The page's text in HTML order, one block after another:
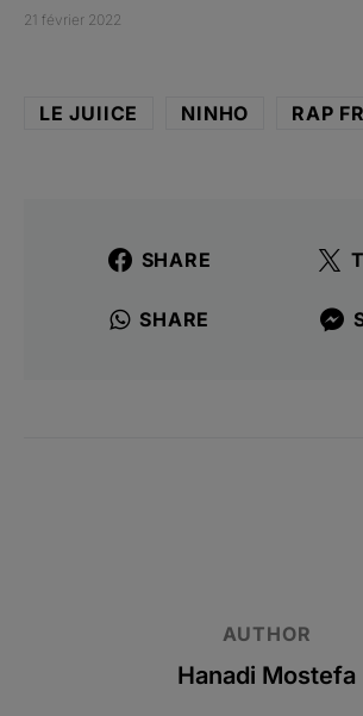
21 février 2022
LE JUIICE NINHO RAP
SHARE
SHARE
AUTHOR
Hanadi Mostefa